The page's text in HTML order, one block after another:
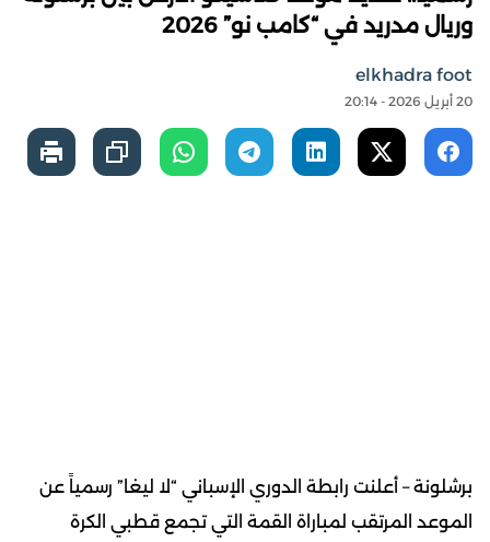
وريال مدريد في “كامب نو” 2026
elkhadra foot
20 أبريل 2026 - 20:14
برشلونة – أعلنت رابطة الدوري الإسباني “لا ليغا” رسمياً عن
الموعد المرتقب لمباراة القمة التي تجمع قطبي الكرة